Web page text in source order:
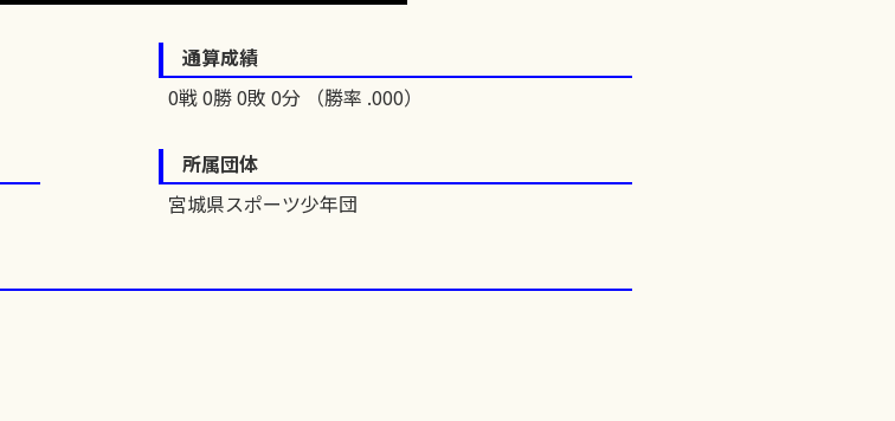
通算成績
0戦 0勝 0敗 0分 （勝率 .000）
所属団体
宮城県スポーツ少年団